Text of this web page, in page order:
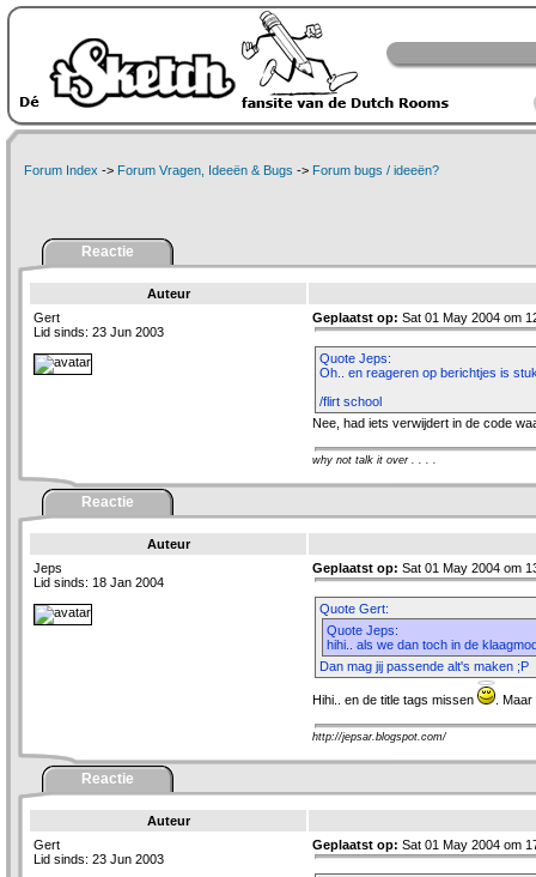
Forum Index -> Forum Vragen, Ideeën & Bugs -> Forum bugs / ideeën?
Reactie
Auteur
Gert
Lid sinds: 23 Jun 2003
Geplaatst op: Sat 01 May 2004 om
Quote Jeps:
Oh.. en reageren op berichtjes is
/flirt school
Nee, had iets verwijdert in de code
why not talk it over . . . .
Reactie
Auteur
Jeps
Lid sinds: 18 Jan 2004
Geplaatst op: Sat 01 May 2004 om
Quote Gert:
Quote Jeps:
hihi.. als we dan toch in de
Dan mag jij passende alt's maken ;P
Hihi.. en de title tags missen .
http://jepsar.blogspot.com/
Reactie
Auteur
Gert
Lid sinds: 23 Jun 2003
Geplaatst op: Sat 01 May 2004 om